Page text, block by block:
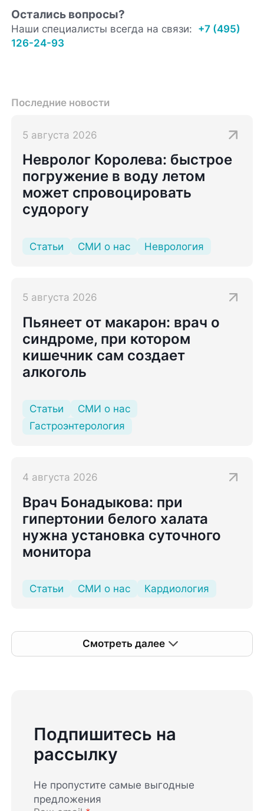
Остались вопросы?
Наши специалисты всегда на связи: +7 (495)
126-24-93
Последние новости
5 августа 2026
Невролог Королева: быстрое
погружение в воду летом
может спровоцировать
судорогу
Статьи СМИ о нас Неврология
5 августа 2026
Пьянеет от макарон: врач о
синдроме, при котором
кишечник сам создает
алкоголь
Статьи
СМИ о нас
Гастроэнтерология
4 августа 2026
Врач Бонадыкова: при
гипертонии белого халата
нужна установка суточного
монитора
Статьи СМИ о нас Кардиология
Смотреть далее
Подпишитесь на
рассылку
Не пропустите самые выгодные
предложения